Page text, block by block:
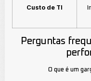
Custo de TI
Perguntas
O que é um